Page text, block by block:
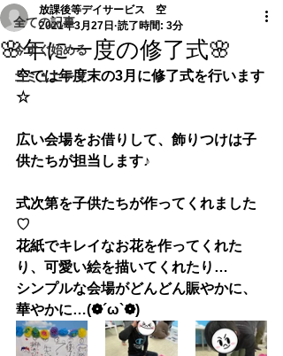
全ての記事
今すぐ始める
コミュニティ
🌸年に一度の修了式🌸
放課後等デイサービス 空
2021年3月27日 読了時間: 3分
空では年度末の3月に修了式を行います
☆
広い会場をお借りして、飾りつけは子
供たちが担当します♪
式次第を子供たちが作ってくれました
♡
花紙でキレイなお花を作ってくれた
り、可愛い絵を描いてくれたり…
シンプルな会場がどんどん賑やかに、
華やかに…(❁´ω`❁)